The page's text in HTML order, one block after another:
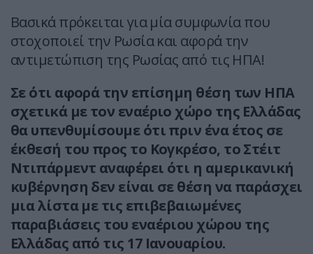
Βασικά πρόκειται για μία συμφωνία που
στοχοποιεί την Ρωσία και αφορά την
αντιμετώπιση της Ρωσίας από τις ΗΠΑ!
Σε ότι αφορά την επίσημη θέση των ΗΠΑ
σχετικά με τον εναέριο χώρο της Ελλάδας
θα υπενθυμίσουμε ότι πριν ένα έτος σε
έκθεσή του προς το Κογκρέσο, το Στέιτ
Ντιπάρμεντ αναφέρει ότι η αμερικανική
κυβέρνηση δεν είναι σε θέση να παράσχει
μια λίστα με τις επιβεβαιωμένες
παραβιάσεις του εναέριου χώρου της
Ελλάδας από τις 17 Ιανουαρίου.